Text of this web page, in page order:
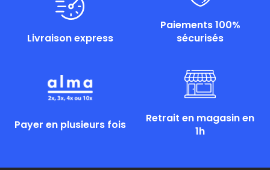
Livraison express
Paiements 100%
sécurisés
Payer en plusieurs fois
Retrait en magasin en
1h